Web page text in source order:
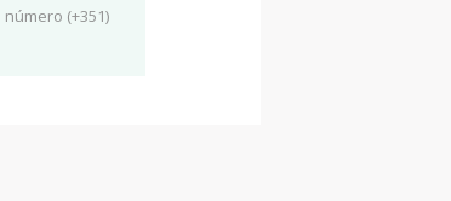
(+351)